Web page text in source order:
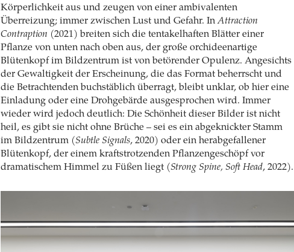
Körperlichkeit aus und zeugen von einer ambivalenten
Überreizung; immer zwischen Lust und Gefahr. InAttraction
Contraption (2021) breiten sich die tentakelhaften Blätter einer
Pflanze von unten nach oben aus, der große orchideenartige
Blütenkopf im Bildzentrum ist von betörender Opulenz. Angesichts
der Gewaltigkeit der Erscheinung, die das Format beherrscht und
die Betrachtenden buchstäblich überragt, bleibt unklar, ob hier eine
Einladung oder eine Drohgebärde ausgesprochen wird. Immer
wieder wird jedoch deutlich: Die Schönheit dieser Bilder ist nicht
heil, es gibt sie nicht ohne Brüche – sei es ein abgeknickter Stamm
im Bildzentrum (Subtle Signals, 2020) oder ein herabgefallener
Blütenkopf, der einem kraftstrotzenden Pflanzengeschöpf vor
dramatischem Himmel zu Füßen liegt (Strong Spine, Soft Head, 2022).